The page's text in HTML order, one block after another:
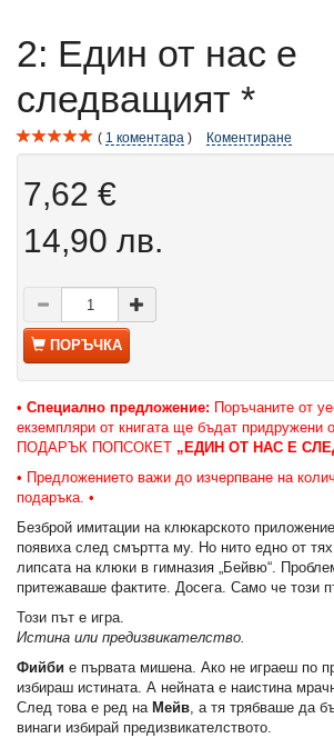
2: Един от нас е
следващият *
1 коментара Коментиране
7,62 €
14,90 лв.
ПОРЪЧКА
• Специално предложение: Поръчаните от
екземпляри от книгата ще бъдат придружени
ПОДАРЪК ПОПСОКЕТ „ЕДИН ОТ НАС Е
• Предложението важи до изчерпване на
подаръка. •
Безброй имитации на клюкарското
появиха след смъртта му. Но нито едно от
липсата на клюки в гимназия „Бейвю“.
притежаваше фактите. Досега. Само че този
Този път е игра.
Истина или предизвикателство.
Фийби е първата мишена. Ако не играеш по
избираш истината. А нейната е наистина
След това е ред на Мейв, а тя трябваше да
винаги избирай предизвикателството.